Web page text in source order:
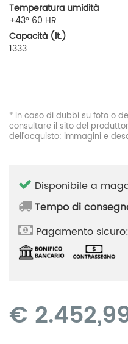
Temperatura umidità
+43° 60 HR
Capacità (lt.)
1333
* In caso di dubbi su foto o
consultare il sito del
dell'acquisto: immagini e
Disponibile a
Tempo di
Pagamento sicuro:
€